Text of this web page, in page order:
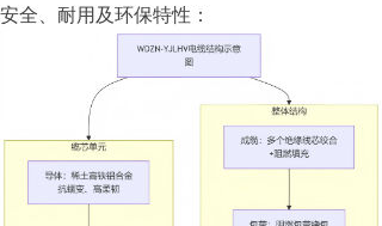
安全、耐用及环保特性：